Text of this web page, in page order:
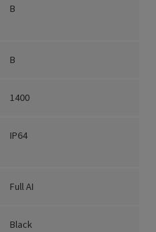
B
B
1400
IP64
Full AI
Black